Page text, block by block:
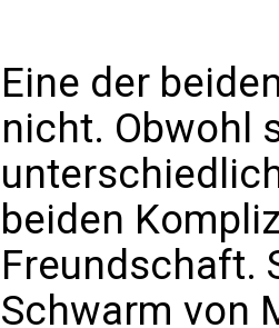
Eine der
nicht. Obwohl
beiden
Freundschaft.
Schwarm von